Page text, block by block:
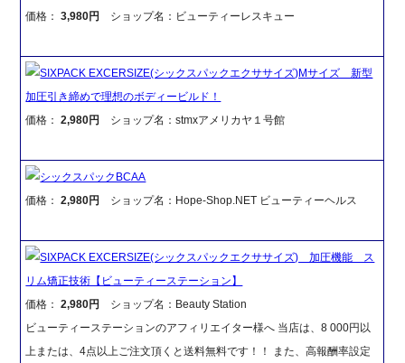
価格：3,980円 ショップ名：ビューティーレスキュー
SIXPACK EXCERSIZE(シックスパックエクササイズ)Mサイズ 新型
加圧引き締めで理想のボディービルド！
価格：2,980円 ショップ名：stmxアメリカヤ１号館
シックスパックBCAA
価格：2,980円 ショップ名：Hope-Shop.NET ビューティーヘルス
SIXPACK EXCERSIZE(シックスパックエクササイズ) 加圧機能 ス
リム矯正技術【ビューティーステーション】
価格：2,980円
ショップ名：Beauty Station
ビューティーステーションのアフィリエイター様へ 当店は、8 000円以
上または、4点以上ご注文頂くと送料無料です！！ また、高報酬率設定